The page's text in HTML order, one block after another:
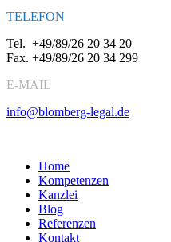
TELEFON
Tel. +49/89/26 20 34 20
Fax. +49/89/26 20 34 299
E-MAIL
info@blomberg-legal.de
Home
Kompetenzen
Kanzlei
Blog
Referenzen
Kontakt